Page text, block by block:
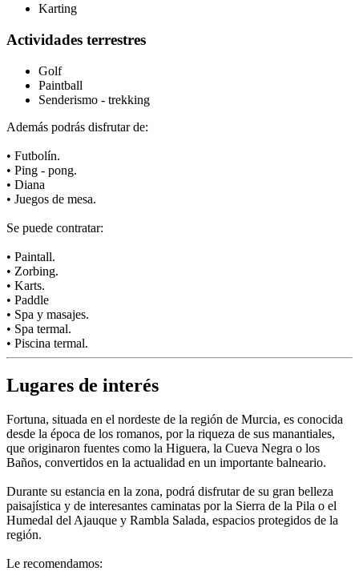
Karting
Actividades terrestres
Golf
Paintball
Senderismo - trekking
Además podrás disfrutar de:
• Futbolín.
• Ping - pong.
• Diana
• Juegos de mesa.
Se puede contratar:
• Paintall.
• Zorbing.
• Karts.
• Paddle
• Spa y masajes.
• Spa termal.
• Piscina termal.
Lugares de interés
Fortuna, situada en el nordeste de la región de Murcia, es conocida
desde la época de los romanos, por la riqueza de sus manantiales,
que originaron fuentes como la Higuera, la Cueva Negra o los
Baños, convertidos en la actualidad en un importante balneario.
Durante su estancia en la zona, podrá disfrutar de su gran belleza
paisajística y de interesantes caminatas por la Sierra de la Pila o el
Humedal del Ajauque y Rambla Salada, espacios protegidos de la
región.
Le recomendamos: